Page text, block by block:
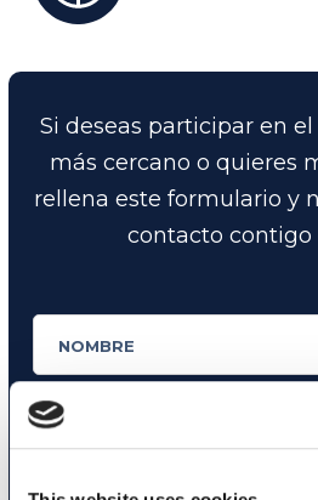
Si deseas participar en
más cercano o quieres
rellena este formulario y
contacto contigo